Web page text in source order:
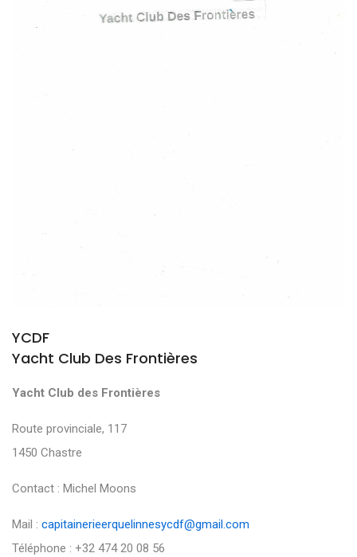
YCDF
Yacht Club Des Frontières
Yacht Club des Frontières
Route provinciale, 117
1450 Chastre
Contact : Michel Moons
Mail : capitainerieerquelinnesycdf@gmail.com
Téléphone : +32 474 20 08 56